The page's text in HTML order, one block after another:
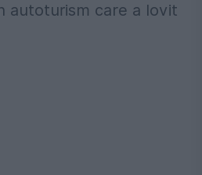
autoturism care a lovit